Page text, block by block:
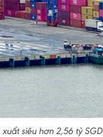
siêu hơn 2,56 tỷ